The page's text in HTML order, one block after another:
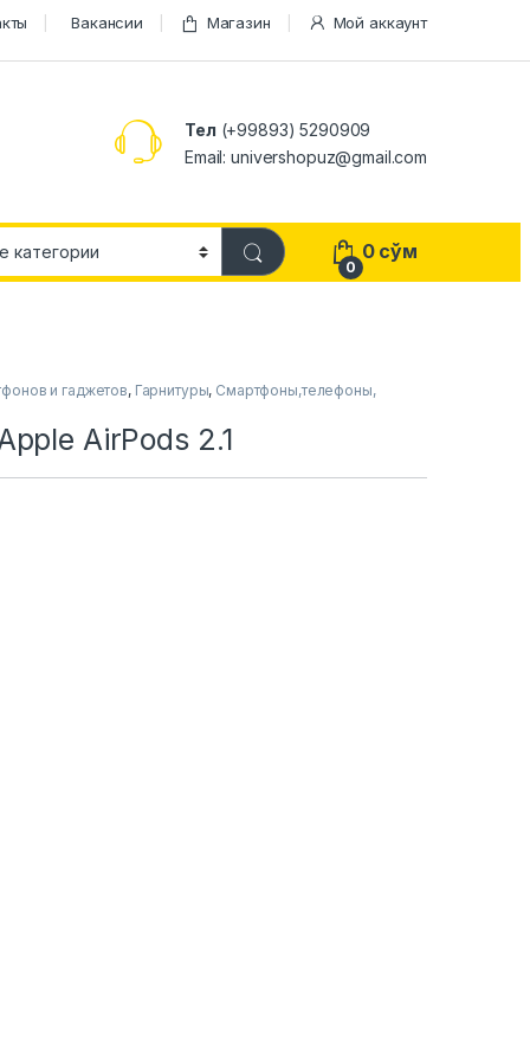
Вакансии Магазин Мой аккаунт
Тел (+99893) 5290909
Email: univershopuz@gmail.com
0
0 сўм
и гаджетов, Гарнитуры, Смартфоны,телефоны,
AirPods 2.1